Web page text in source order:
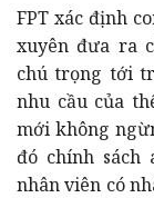
FPT xác định
xuyên đưa ra
chú trọng tới
nhu cầu của
mới không
đó chính sách
nhân viên có